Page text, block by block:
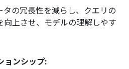
タの冗長性を減らし、クエリの
向上させ、モデルの理解しやす
ョンシップ: